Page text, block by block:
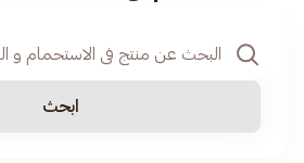
ابحث